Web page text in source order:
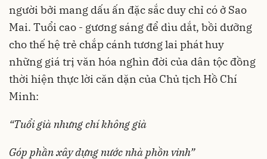
người bởi mang dấu ấn đặc sắc duy chỉ có ở Sao
Mai. Tuổi cao - gương sáng để dìu dắt, bồi dưỡng
cho thế hệ trẻ chắp cánh tương lai phát huy
những giá trị văn hóa nghìn đời của dân tộc đồng
thời hiện thực lời căn dặn của Chủ tịch Hồ Chí
Minh:
“Tuổi già nhưng chí không già
Góp phần xây dựng nước nhà phồn vinh”